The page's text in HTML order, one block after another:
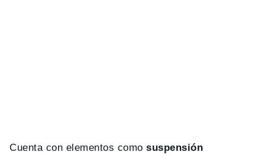
Cuenta con elementos como suspensión